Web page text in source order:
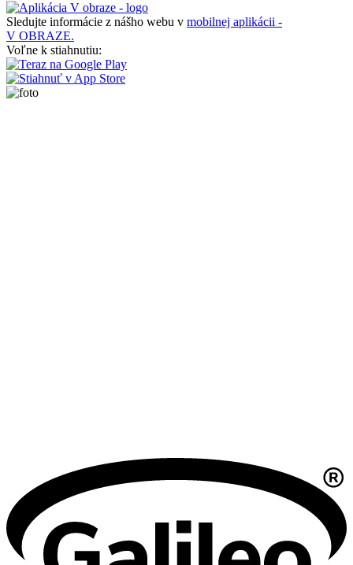
Sledujte informácie z nášho webu v mobilnej aplikácii -
V OBRAZE.
Voľne k stiahnutiu: